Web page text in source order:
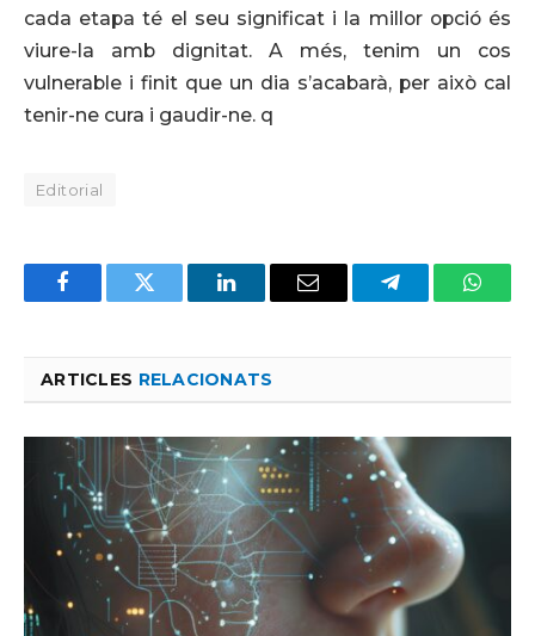
cada etapa té el seu significat i la millor opció és
viure-la amb dignitat. A més, tenim un cos
vulnerable i finit que un dia s’acabarà, per això cal
tenir-ne cura i gaudir-ne. q
Editorial
FacebookTwitter LinkedInEmail Telegram
ARTICLES RELACIONATS